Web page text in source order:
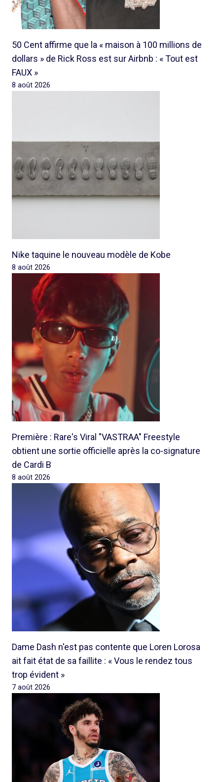
50 Cent affirme que la « maison à 100 millions de
dollars » de Rick Ross est sur Airbnb : « Tout est
FAUX »
8 août 2026
Nike taquine le nouveau modèle de Kobe
8 août 2026
Première : Rare's Viral "VASTRAA" Freestyle
obtient une sortie officielle après la co-signature
de Cardi B
8 août 2026
Dame Dash n'est pas contente que Loren Lorosa
ait fait état de sa faillite : « Vous le rendez tous
trop évident »
7 août 2026